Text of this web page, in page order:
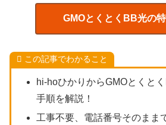
GMOとくとくBB光の
この記事でわかること
hi-hoひかりからGMOとくと
手順を解説！
工事不要、電話番号そのまま